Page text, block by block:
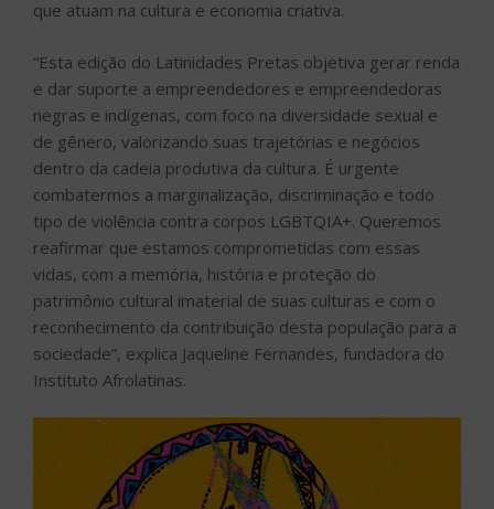
que atuam na cultura e economia criativa.
“Esta edição do Latinidades Pretas objetiva gerar renda
e dar suporte a empreendedores e empreendedoras
negras e indígenas, com foco na diversidade sexual e
de gênero, valorizando suas trajetórias e negócios
dentro da cadeia produtiva da cultura. É urgente
combatermos a marginalização, discriminação e todo
tipo de violência contra corpos LGBTQIA+. Queremos
reafirmar que estamos comprometidas com essas
vidas, com a memória, história e proteção do
patrimônio cultural imaterial de suas culturas e com o
reconhecimento da contribuição desta população para a
sociedade”, explica Jaqueline Fernandes, fundadora do
Instituto Afrolatinas.